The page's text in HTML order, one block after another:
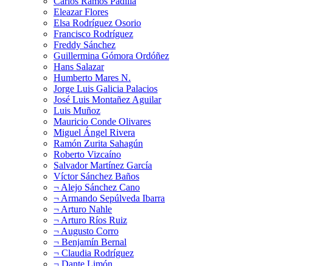
Eleazar Flores
Elsa Rodríguez Osorio
Francisco Rodríguez
Freddy Sánchez
Guillermina Gómora Ordóñez
Hans Salazar
Humberto Mares N.
Jorge Luis Galicia Palacios
José Luis Montañez Aguilar
Luis Muñoz
Mauricio Conde Olivares
Miguel Ángel Rivera
Ramón Zurita Sahagún
Roberto Vizcaíno
Salvador Martínez García
Víctor Sánchez Baños
¬ Alejo Sánchez Cano
¬ Armando Sepúlveda Ibarra
¬ Arturo Nahle
¬ Arturo Ríos Ruiz
¬ Augusto Corro
¬ Benjamín Bernal
¬ Claudia Rodríguez
¬ Dante Limón